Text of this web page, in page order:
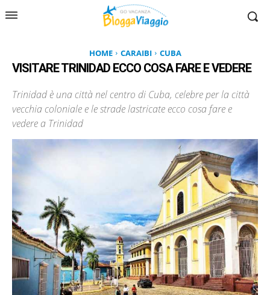
HOME CARAIBI CUBA
VISITARE TRINIDAD ECCO COSA FARE E VEDERE
Trinidad è una città nel centro di Cuba, celebre per la città
vecchia coloniale e le strade lastricate ecco cosa fare e
vedere a Trinidad